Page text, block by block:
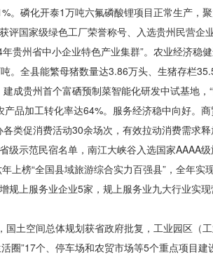
。磷化开泰1万吨六氟磷酸锂项目正常生产，
评国家级绿色工厂荣誉称号、入选贵州民营
贵州省中小企业特色产业集群”。农业经济
。全县能繁母猪数量达3.86万头、生猪存栏
成贵州首个富硒预制菜智能化研发中试基地
品加工转化率达64%。服务经济稳中向好。
类促消费活动30余场次，有效拉动消费需
级示范民宿名单，南江大峡谷入选国家AAAA
上榜“全国县域旅游综合实力百强县”，全年
上服务业企业5家，规上服务业九大行业实
国土空间总体规划获省政府批复，工业园区
圈”17个、停车场和农贸市场等5个重点项目建